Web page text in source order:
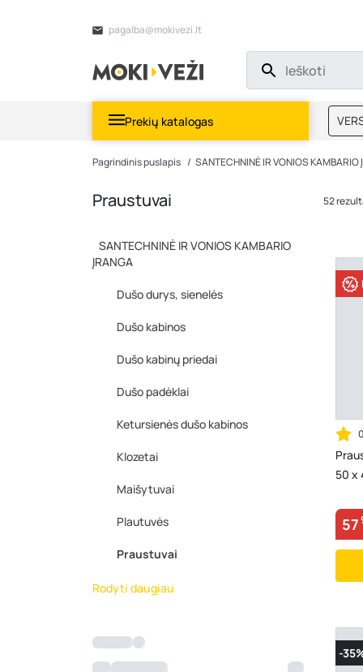
pagalba@mokivezi.lt
Prekių katalogas
Pagrindinis puslapis SANTECHNINĖ IR VONIOS KAMBARIO
Praustuvai
SANTECHNINĖ IR VONIOS KAMBARIO
ĮRANGA
Dušo durys, sienelės
Dušo kabinos
Dušo kabinų priedai
Dušo padėklai
Ketursienės dušo kabinos
Klozetai
Maišytuvai
Plautuvės
Praustuvai
Rodyti daugiau
52
50 x
57
-